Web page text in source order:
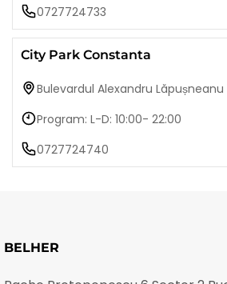
0727724733
City Park Constanta
Bulevardul Alexandru Lăpușneanu
Program: L-D: 10:00- 22:00
0727724740
BELHER